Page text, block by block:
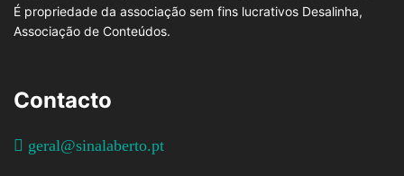
É propriedade da associação sem fins lucrativos Desalinha,
Associação de Conteúdos.
Contacto
geral@sinalaberto.pt